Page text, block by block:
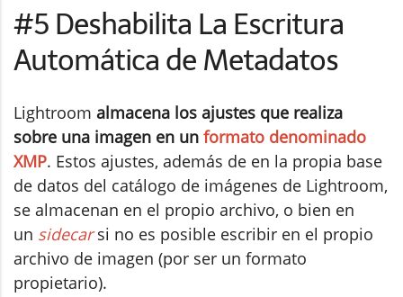
#5 Deshabilita La Escritura
Automática de Metadatos
Lightroom almacena los ajustes que realiza
sobre una imagen en un formato denominado
XMP. Estos ajustes, además de en la propia base
de datos del catálogo de imágenes de Lightroom,
se almacenan en el propio archivo, o bien en
un sidecarsi no es posible escribir en el propio
archivo de imagen (por ser un formato
propietario).